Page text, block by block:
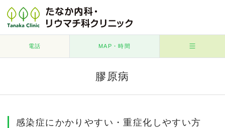
電話 MAP・時間
膠原病
感染症にかかりやすい・重症化しやすい方